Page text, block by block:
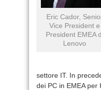
Eric Cador,
Vice President e
President EMEA
Lenovo
settore IT. In
dei PC in EMEA per